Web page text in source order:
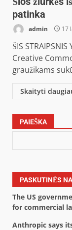
patinka
admin 17
ŠIS
Creative
graužikams
Skaityti
PAIEŠKA
PASKUTINĖS
The US
for commercial
Anthropic says